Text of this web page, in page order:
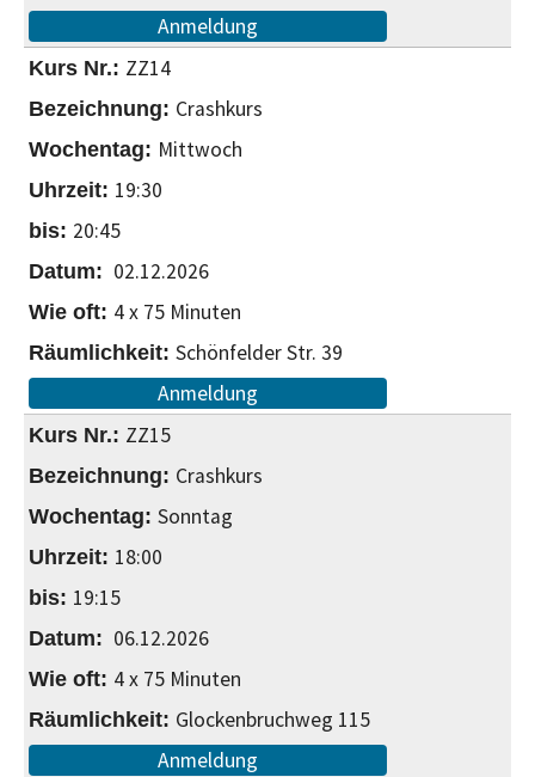
Anmeldung
ZZ14
Crashkurs
Mittwoch
19:30
20:45
02.12.2026
4 x 75 Minuten
Schönfelder Str. 39
Anmeldung
ZZ15
Crashkurs
Sonntag
18:00
19:15
06.12.2026
4 x 75 Minuten
Glockenbruchweg 115
Anmeldung